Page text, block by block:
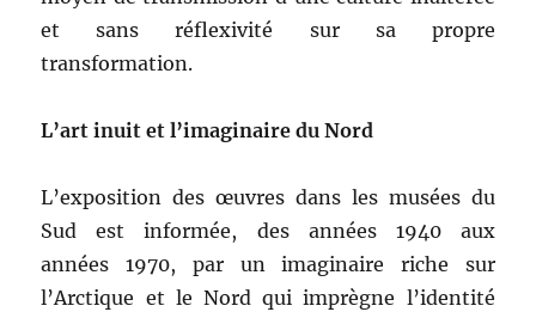
et sans réflexivité sur sa propre
transformation.
L’art inuit et l’imaginaire du Nord
L’exposition des œuvres dans les musées du
Sud est informée, des années 1940 aux
années 1970, par un imaginaire riche sur
l’Arctique et le Nord qui imprègne l’identité